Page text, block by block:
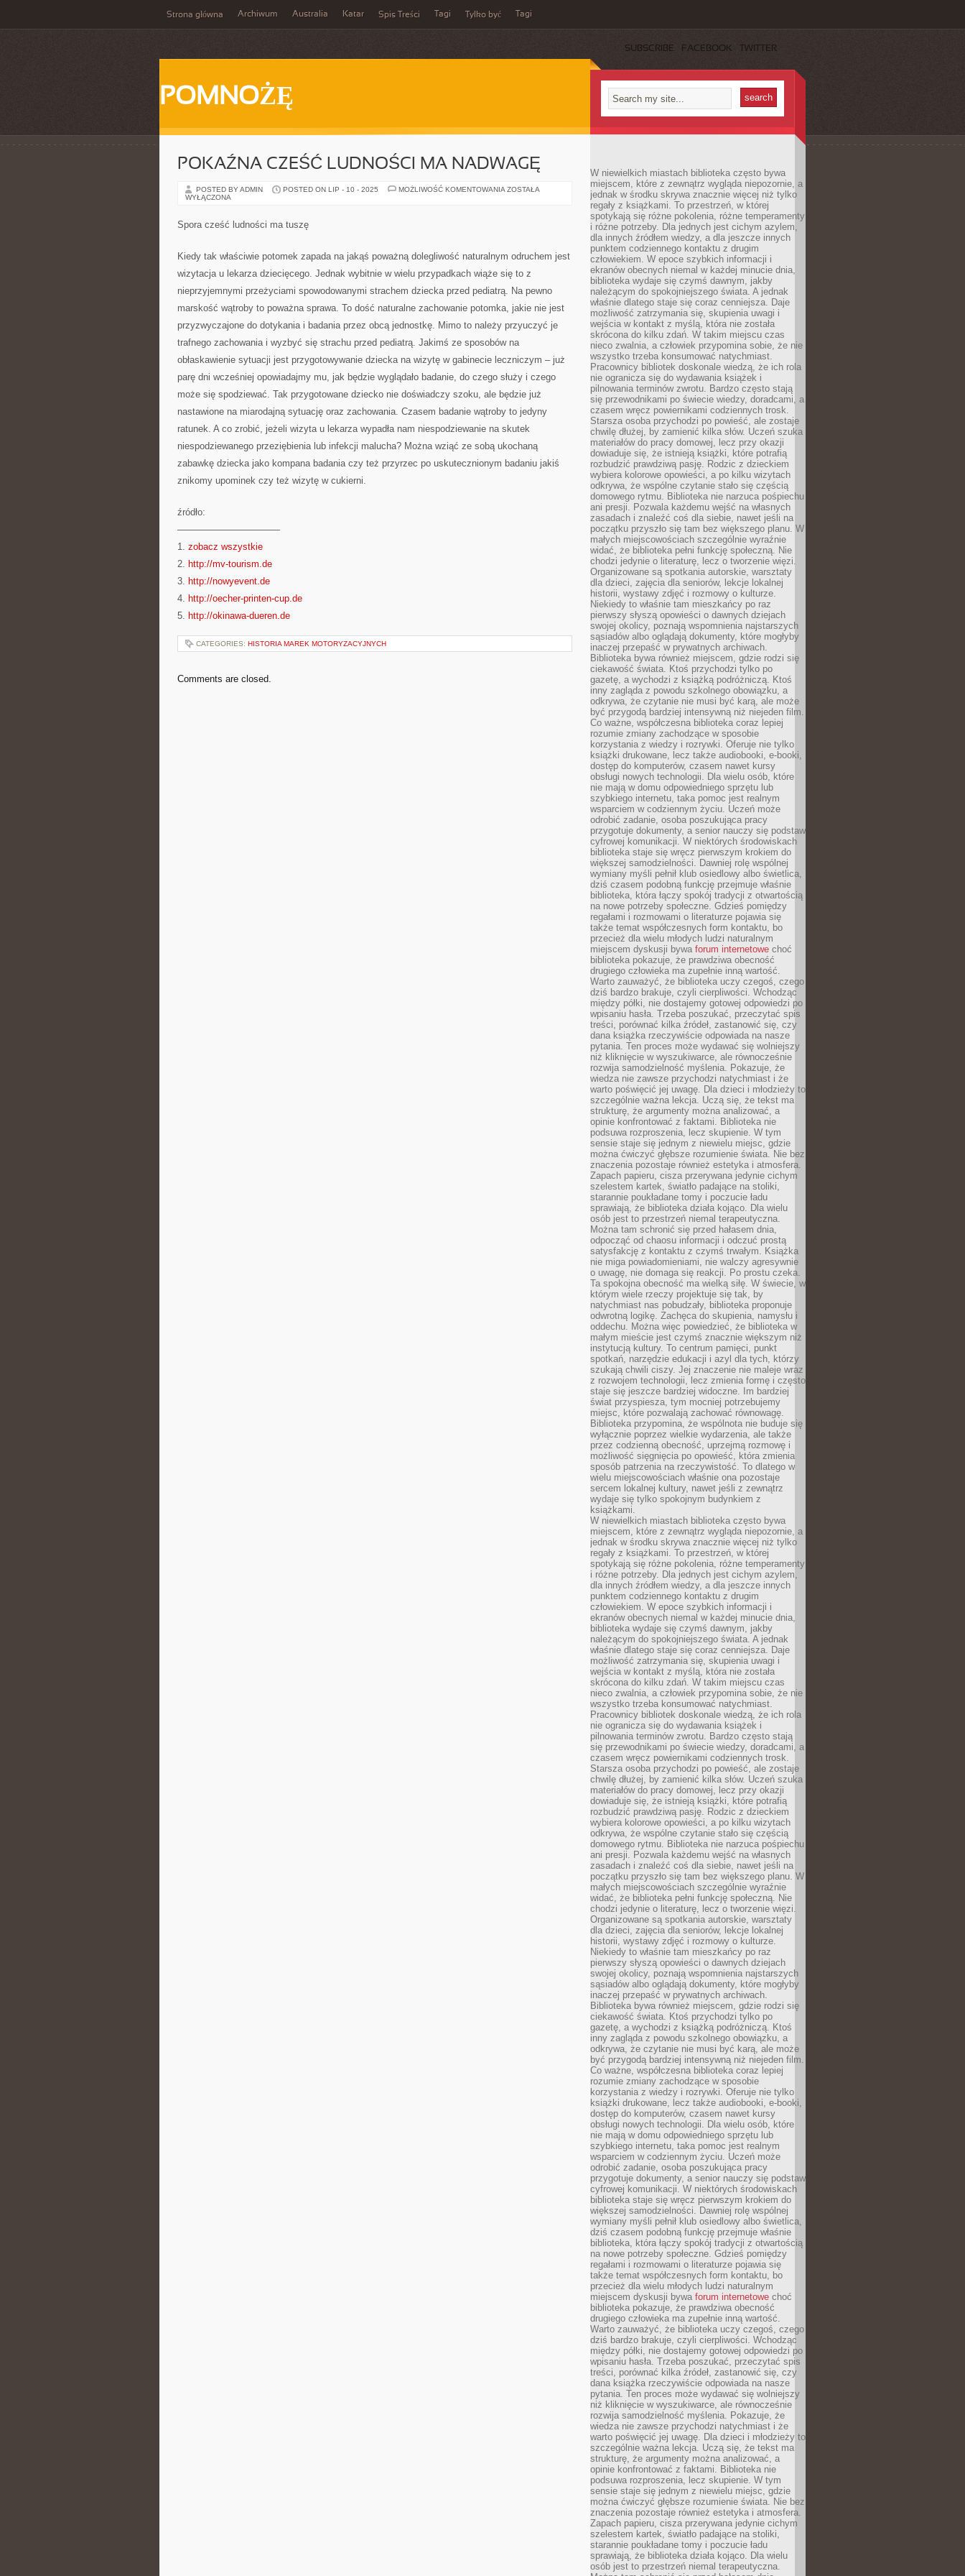
Strona główna Archiwum Australia Katar Spis Treści Tagi Tylko być Tagi
SUBSCRIBE FACEBOOK TWITTER
POMNOŻĘ
POKAŹNA CZEŚĆ LUDNOŚCI MA NADWAGĘ
POSTED BY ADMIN POSTED ON LIP - 10 - 2025 MOŻLIWOŚĆ KOMENTOWANIA POKAŹNA
ZOSTAŁA
WYŁĄCZONA
Spora cześć ludności ma tuszę
Kiedy tak właściwie potomek zapada na jakąś poważną dolegliwość naturalnym odruchem jest
wizytacja u lekarza dziecięcego. Jednak wybitnie w wielu przypadkach wiąże się to z
nieprzyjemnymi przeżyciami spowodowanymi strachem dziecka przed pediatrą. Na pewno
marskość wątroby to poważna sprawa. To dość naturalne zachowanie potomka, jakie nie jest
przyzwyczajone do dotykania i badania przez obcą jednostkę. Mimo to należy przyuczyć je
trafnego zachowania i wyzbyć się strachu przed pediatrą. Jakimś ze sposobów na
obłaskawienie sytuacji jest przygotowywanie dziecka na wizytę w gabinecie leczniczym – już
parę dni wcześniej opowiadajmy mu, jak będzie wyglądało badanie, do czego służy i czego
może się spodziewać. Tak przygotowane dziecko nie doświadczy szoku, ale będzie już
nastawione na miarodajną sytuację oraz zachowania. Czasem badanie wątroby to jedyny
ratunek. A co zrobić, jeżeli wizyta u lekarza wypadła nam niespodziewanie na skutek
niespodziewanego przeziębienia lub infekcji malucha? Można wziąć ze sobą ukochaną
zabawkę dziecka jako kompana badania czy też przyrzec po uskutecznionym badaniu jakiś
znikomy upominek czy też wizytę w cukierni.
źródło:
———————————
1. zobacz wszystkie
2. http://mv-tourism.de
3. http://nowyevent.de
4. http://oecher-printen-cup.de
5. http://okinawa-dueren.de
CATEGORIES: HISTORIA MAREK MOTORYZACYJNYCH
Comments are closed.
W niewielkich miastach biblioteka często bywa
miejscem, które z zewnątrz wygląda niepozornie, a
jednak w środku skrywa znacznie więcej niż tylko
regały z książkami. To przestrzeń, w której
spotykają się różne pokolenia, różne temperamenty
i różne potrzeby. Dla jednych jest cichym azylem,
dla innych źródłem wiedzy, a dla jeszcze innych
punktem codziennego kontaktu z drugim
człowiekiem. W epoce szybkich informacji i
ekranów obecnych niemal w każdej minucie dnia,
biblioteka wydaje się czymś dawnym, jakby
należącym do spokojniejszego świata. A jednak
właśnie dlatego staje się coraz cenniejsza. Daje
możliwość zatrzymania się, skupienia uwagi i
wejścia w kontakt z myślą, która nie została
skrócona do kilku zdań. W takim miejscu czas
nieco zwalnia, a człowiek przypomina sobie, że nie
wszystko trzeba konsumować natychmiast.
Pracownicy bibliotek doskonale wiedzą, że ich rola
nie ogranicza się do wydawania książek i
pilnowania terminów zwrotu. Bardzo często stają
się przewodnikami po świecie wiedzy, doradcami, a
czasem wręcz powiernikami codziennych trosk.
Starsza osoba przychodzi po powieść, ale zostaje
chwilę dłużej, by zamienić kilka słów. Uczeń szuka
materiałów do pracy domowej, lecz przy okazji
dowiaduje się, że istnieją książki, które potrafią
rozbudzić prawdziwą pasję. Rodzic z dzieckiem
wybiera kolorowe opowieści, a po kilku wizytach
odkrywa, że wspólne czytanie stało się częścią
domowego rytmu. Biblioteka nie narzuca pośpiechu
ani presji. Pozwala każdemu wejść na własnych
zasadach i znaleźć coś dla siebie, nawet jeśli na
początku przyszło się tam bez większego planu. W
małych miejscowościach szczególnie wyraźnie
widać, że biblioteka pełni funkcję społeczną. Nie
chodzi jedynie o literaturę, lecz o tworzenie więzi.
Organizowane są spotkania autorskie, warsztaty
dla dzieci, zajęcia dla seniorów, lekcje lokalnej
historii, wystawy zdjęć i rozmowy o kulturze.
Niekiedy to właśnie tam mieszkańcy po raz
pierwszy słyszą opowieści o dawnych dziejach
swojej okolicy, poznają wspomnienia najstarszych
sąsiadów albo oglądają dokumenty, które mogłyby
inaczej przepaść w prywatnych archiwach.
Biblioteka bywa również miejscem, gdzie rodzi się
ciekawość świata. Ktoś przychodzi tylko po
gazetę, a wychodzi z książką podróżniczą. Ktoś
inny zagląda z powodu szkolnego obowiązku, a
odkrywa, że czytanie nie musi być karą, ale może
być przygodą bardziej intensywną niż niejeden film.
Co ważne, współczesna biblioteka coraz lepiej
rozumie zmiany zachodzące w sposobie
korzystania z wiedzy i rozrywki. Oferuje nie tylko
książki drukowane, lecz także audiobooki, e-booki,
dostęp do komputerów, czasem nawet kursy
obsługi nowych technologii. Dla wielu osób, które
nie mają w domu odpowiedniego sprzętu lub
szybkiego internetu, taka pomoc jest realnym
wsparciem w codziennym życiu. Uczeń może
odrobić zadanie, osoba poszukująca pracy
przygotuje dokumenty, a senior nauczy się podstaw
cyfrowej komunikacji. W niektórych środowiskach
biblioteka staje się wręcz pierwszym krokiem do
większej samodzielności. Dawniej rolę wspólnej
wymiany myśli pełnił klub osiedlowy albo świetlica,
dziś czasem podobną funkcję przejmuje właśnie
biblioteka, która łączy spokój tradycji z otwartością
na nowe potrzeby społeczne. Gdzieś pomiędzy
regałami i rozmowami o literaturze pojawia się
także temat współczesnych form kontaktu, bo
przecież dla wielu młodych ludzi naturalnym
miejscem dyskusji bywa forum internetowe choć
biblioteka pokazuje, że prawdziwa obecność
drugiego człowieka ma zupełnie inną wartość.
Warto zauważyć, że biblioteka uczy czegoś, czego
dziś bardzo brakuje, czyli cierpliwości. Wchodząc
między półki, nie dostajemy gotowej odpowiedzi po
wpisaniu hasła. Trzeba poszukać, przeczytać spis
treści, porównać kilka źródeł, zastanowić się, czy
dana książka rzeczywiście odpowiada na nasze
pytania. Ten proces może wydawać się wolniejszy
niż kliknięcie w wyszukiwarce, ale równocześnie
rozwija samodzielność myślenia. Pokazuje, że
wiedza nie zawsze przychodzi natychmiast i że
warto poświęcić jej uwagę. Dla dzieci i młodzieży to
szczególnie ważna lekcja. Uczą się, że tekst ma
strukturę, że argumenty można analizować, a
opinie konfrontować z faktami. Biblioteka nie
podsuwa rozproszenia, lecz skupienie. W tym
sensie staje się jednym z niewielu miejsc, gdzie
można ćwiczyć głębsze rozumienie świata. Nie bez
znaczenia pozostaje również estetyka i atmosfera.
Zapach papieru, cisza przerywana jedynie cichym
szelestem kartek, światło padające na stoliki,
starannie poukładane tomy i poczucie ładu
sprawiają, że biblioteka działa kojąco. Dla wielu
osób jest to przestrzeń niemal terapeutyczna.
Można tam schronić się przed hałasem dnia,
odpocząć od chaosu informacji i odczuć prostą
satysfakcję z kontaktu z czymś trwałym. Książka
nie miga powiadomieniami, nie walczy agresywnie
o uwagę, nie domaga się reakcji. Po prostu czeka.
Ta spokojna obecność ma wielką siłę. W świecie, w
którym wiele rzeczy projektuje się tak, by
natychmiast nas pobudzały, biblioteka proponuje
odwrotną logikę. Zachęca do skupienia, namysłu i
oddechu. Można więc powiedzieć, że biblioteka w
małym mieście jest czymś znacznie większym niż
instytucją kultury. To centrum pamięci, punkt
spotkań, narzędzie edukacji i azyl dla tych, którzy
szukają chwili ciszy. Jej znaczenie nie maleje wraz
z rozwojem technologii, lecz zmienia formę i często
staje się jeszcze bardziej widoczne. Im bardziej
świat przyspiesza, tym mocniej potrzebujemy
miejsc, które pozwalają zachować równowagę.
Biblioteka przypomina, że wspólnota nie buduje się
wyłącznie poprzez wielkie wydarzenia, ale także
przez codzienną obecność, uprzejmą rozmowę i
możliwość sięgnięcia po opowieść, która zmienia
sposób patrzenia na rzeczywistość. To dlatego w
wielu miejscowościach właśnie ona pozostaje
sercem lokalnej kultury, nawet jeśli z zewnątrz
wydaje się tylko spokojnym budynkiem z
książkami.
W niewielkich miastach biblioteka często bywa
miejscem, które z zewnątrz wygląda niepozornie, a
jednak w środku skrywa znacznie więcej niż tylko
regały z książkami. To przestrzeń, w której
spotykają się różne pokolenia, różne temperamenty
i różne potrzeby. Dla jednych jest cichym azylem,
dla innych źródłem wiedzy, a dla jeszcze innych
punktem codziennego kontaktu z drugim
człowiekiem. W epoce szybkich informacji i
ekranów obecnych niemal w każdej minucie dnia,
biblioteka wydaje się czymś dawnym, jakby
należącym do spokojniejszego świata. A jednak
właśnie dlatego staje się coraz cenniejsza. Daje
możliwość zatrzymania się, skupienia uwagi i
wejścia w kontakt z myślą, która nie została
skrócona do kilku zdań. W takim miejscu czas
nieco zwalnia, a człowiek przypomina sobie, że nie
wszystko trzeba konsumować natychmiast.
Pracownicy bibliotek doskonale wiedzą, że ich rola
nie ogranicza się do wydawania książek i
pilnowania terminów zwrotu. Bardzo często stają
się przewodnikami po świecie wiedzy, doradcami, a
czasem wręcz powiernikami codziennych trosk.
Starsza osoba przychodzi po powieść, ale zostaje
chwilę dłużej, by zamienić kilka słów. Uczeń szuka
materiałów do pracy domowej, lecz przy okazji
dowiaduje się, że istnieją książki, które potrafią
rozbudzić prawdziwą pasję. Rodzic z dzieckiem
wybiera kolorowe opowieści, a po kilku wizytach
odkrywa, że wspólne czytanie stało się częścią
domowego rytmu. Biblioteka nie narzuca pośpiechu
ani presji. Pozwala każdemu wejść na własnych
zasadach i znaleźć coś dla siebie, nawet jeśli na
początku przyszło się tam bez większego planu. W
małych miejscowościach szczególnie wyraźnie
widać, że biblioteka pełni funkcję społeczną. Nie
chodzi jedynie o literaturę, lecz o tworzenie więzi.
Organizowane są spotkania autorskie, warsztaty
dla dzieci, zajęcia dla seniorów, lekcje lokalnej
historii, wystawy zdjęć i rozmowy o kulturze.
Niekiedy to właśnie tam mieszkańcy po raz
pierwszy słyszą opowieści o dawnych dziejach
swojej okolicy, poznają wspomnienia najstarszych
sąsiadów albo oglądają dokumenty, które mogłyby
inaczej przepaść w prywatnych archiwach.
Biblioteka bywa również miejscem, gdzie rodzi się
ciekawość świata. Ktoś przychodzi tylko po
gazetę, a wychodzi z książką podróżniczą. Ktoś
inny zagląda z powodu szkolnego obowiązku, a
odkrywa, że czytanie nie musi być karą, ale może
być przygodą bardziej intensywną niż niejeden film.
Co ważne, współczesna biblioteka coraz lepiej
rozumie zmiany zachodzące w sposobie
korzystania z wiedzy i rozrywki. Oferuje nie tylko
książki drukowane, lecz także audiobooki, e-booki,
dostęp do komputerów, czasem nawet kursy
obsługi nowych technologii. Dla wielu osób, które
nie mają w domu odpowiedniego sprzętu lub
szybkiego internetu, taka pomoc jest realnym
wsparciem w codziennym życiu. Uczeń może
odrobić zadanie, osoba poszukująca pracy
przygotuje dokumenty, a senior nauczy się podstaw
cyfrowej komunikacji. W niektórych środowiskach
biblioteka staje się wręcz pierwszym krokiem do
większej samodzielności. Dawniej rolę wspólnej
wymiany myśli pełnił klub osiedlowy albo świetlica,
dziś czasem podobną funkcję przejmuje właśnie
biblioteka, która łączy spokój tradycji z otwartością
na nowe potrzeby społeczne. Gdzieś pomiędzy
regałami i rozmowami o literaturze pojawia się
także temat współczesnych form kontaktu, bo
przecież dla wielu młodych ludzi naturalnym
miejscem dyskusji bywa forum internetowe choć
biblioteka pokazuje, że prawdziwa obecność
drugiego człowieka ma zupełnie inną wartość.
Warto zauważyć, że biblioteka uczy czegoś, czego
dziś bardzo brakuje, czyli cierpliwości. Wchodząc
między półki, nie dostajemy gotowej odpowiedzi po
wpisaniu hasła. Trzeba poszukać, przeczytać spis
treści, porównać kilka źródeł, zastanowić się, czy
dana książka rzeczywiście odpowiada na nasze
pytania. Ten proces może wydawać się wolniejszy
niż kliknięcie w wyszukiwarce, ale równocześnie
rozwija samodzielność myślenia. Pokazuje, że
wiedza nie zawsze przychodzi natychmiast i że
warto poświęcić jej uwagę. Dla dzieci i młodzieży to
szczególnie ważna lekcja. Uczą się, że tekst ma
strukturę, że argumenty można analizować, a
opinie konfrontować z faktami. Biblioteka nie
podsuwa rozproszenia, lecz skupienie. W tym
sensie staje się jednym z niewielu miejsc, gdzie
można ćwiczyć głębsze rozumienie świata. Nie bez
znaczenia pozostaje również estetyka i atmosfera.
Zapach papieru, cisza przerywana jedynie cichym
szelestem kartek, światło padające na stoliki,
starannie poukładane tomy i poczucie ładu
sprawiają, że biblioteka działa kojąco. Dla wielu
osób jest to przestrzeń niemal terapeutyczna.